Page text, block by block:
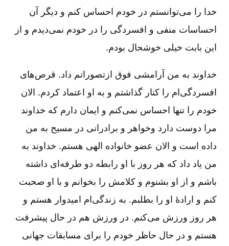
خدا را می‌توانستم در خودم احساس کنم و دیگر آن
احساسات منفی و افسردگی را در خودم نمی‌دیدم و از
این بابت خیلی خوشحال بودم.
خداوند به من آرامشی فوق ازتصوراتم داد. قرص‌های
افسردگی‌ام را کنار گذاشتم و به او اعتماد کردم. الان
خودم را تنها احساس نمی‌کنم و ایمان دارم که خداوند
مرا دوست دارد وخواهر و برادرانی در مسیح به من
داده است و الان عضو خانواده الهی هستم. خداوند به
من یاد داد که هر روز با او رابطه دو طرفه‌ای داشته
باشم و از او بشنوم و کلامش را بخوانم و با او صحبت
کنم و ارادۀ او را بطلبم. به زندگی‌ام امیدوار هستم و
هر روز ورزش می‌کنم. در ورزش هم در حال پیشرفت
هستم و در حال حاظر خودم را برای مسابقات جهانی